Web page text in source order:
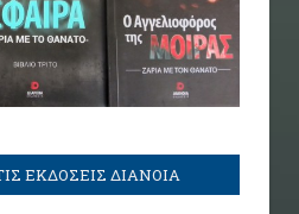
ΕΚΔΟΣΕΙΣ ΔΙΑΝΟΙΑ